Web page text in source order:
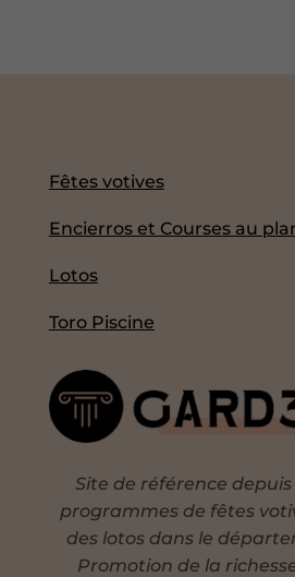
Fêtes votives
Encierros et Courses au
Lotos
Toro Piscine
Site de référence depuis
programmes de fêtes
des lotos dans le
Promotion de la